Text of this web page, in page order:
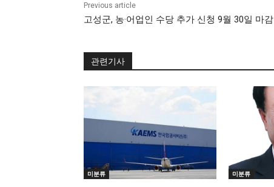
Previous article
고성군, 농·어업인 수당 추가 신청 9월 30일 마감
관련기사
미분류 미분류